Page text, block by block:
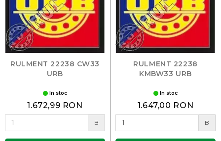
RULMENT 22238 CW33
URB
In stoc
1.672,99 RON
B
RULMENT 22238
KMBW33 URB
In stoc
1.647,00 RON
B